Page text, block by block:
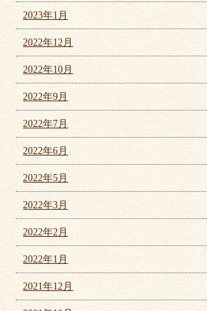
2023年1月
2022年12月
2022年10月
2022年9月
2022年7月
2022年6月
2022年5月
2022年3月
2022年2月
2022年1月
2021年12月